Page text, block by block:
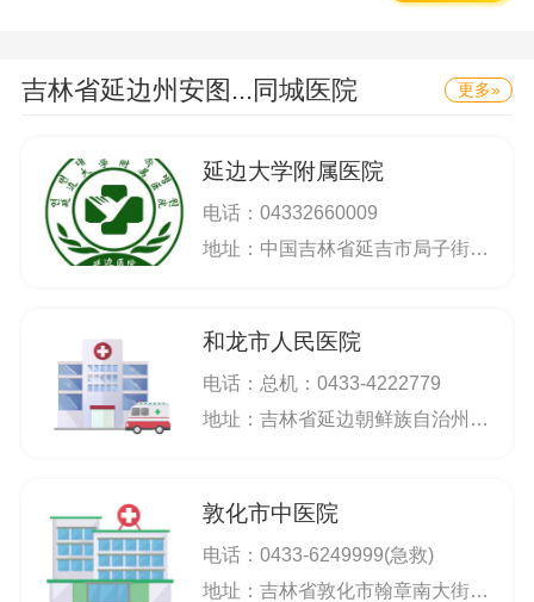
吉林省延边州安图... 同城医院 更多»
延边大学附属医院
电话： 04332660009
地址：中国吉林省延吉市局子街1327号
和龙市人民医院
电话： 总机：0433-4222779
地址：吉林省延边朝鲜族自治州和龙市民慧街6号
敦化市中医院
电话： 0433-6249999(急救)
地址：吉林省敦化市翰章南大街2125号